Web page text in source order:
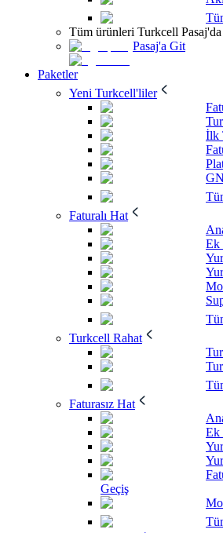
Tüm ürünleri Turkcell
Pasaj'a Git
Paketler
Yeni Turkcell'liler
İlk
Faturalı Hat
Ek
Turkcell Rahat
Faturasız Hat
Ek
Geçiş